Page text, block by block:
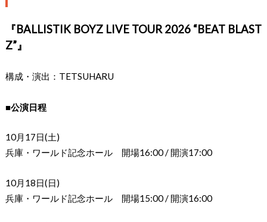
『BALLISTIK BOYZ LIVE TOUR 2026 “BEAT BLAST
Z”』
構成・演出：TETSUHARU
■公演日程
10月17日(土)
兵庫・ワールド記念ホール 開場16:00 / 開演17:00
10月18日(日)
兵庫・ワールド記念ホール 開場15:00 / 開演16:00